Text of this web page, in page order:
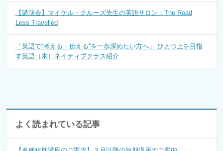
【講演会】マイケル・クルーズ先生の英語サロン：The Road
Less Travelled
「英語で“考える・伝える”を一歩深めたい方へ」 ひとつ上を目指
す英語（木）ネイティブクラス紹介
よく読まれている記事